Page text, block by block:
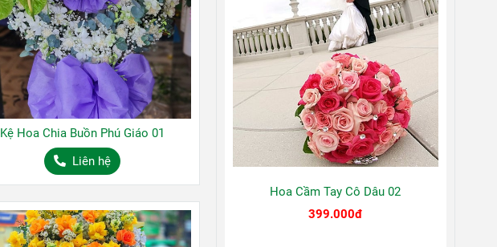
Kệ Hoa Chia Buồn Phú Giáo 01
Liên hệ
Hoa Cầm Tay Cô Dâu 02
399.000đ